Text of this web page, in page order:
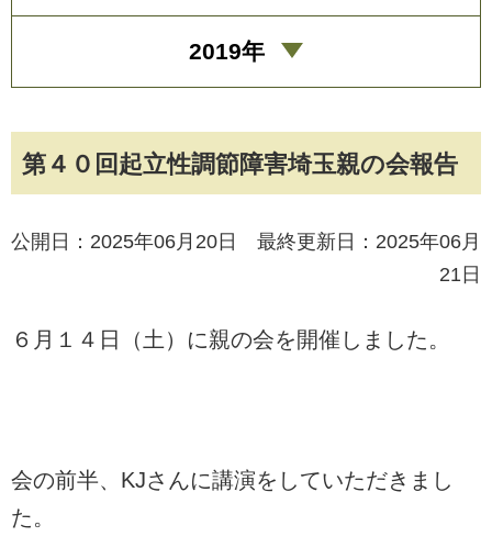
第４０回起立性調節障害埼玉親の会報告
公開日：2025年06月20日 最終更新日：2025年06月
21日
６月１４日（土）に親の会を開催しました。
会の前半、KJさんに講演をしていただきまし
た。
2019年